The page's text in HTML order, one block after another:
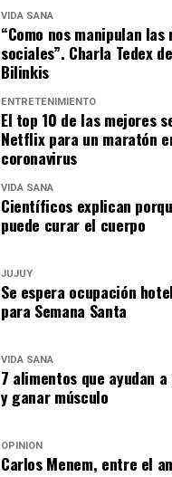
VIDA SANA
“Como nos manipulan las
sociales”. Charla Tedex
Bilinkis
ENTRETENIMIENTO
El top 10 de las mejores
Netflix para un maratón
coronavirus
VIDA SANA
Científicos explican
puede curar el cuerpo
JUJUY
Se espera ocupación
para Semana Santa
VIDA SANA
7 alimentos que ayudan
y ganar músculo
OPINIÓN
Carlos Menem, entre el